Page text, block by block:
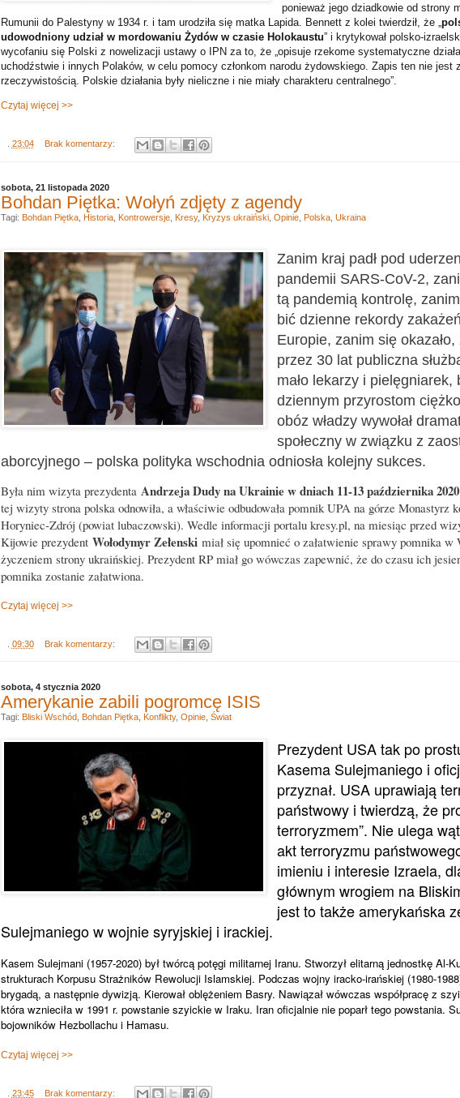
ponieważ jego dziadkowie od strony
Rumunii do Palestyny w 1934 r. i tam urodziła się matka Lapida. Bennett z kolei twierdził, że „
udowodniony udział w mordowaniu Żydów w czasie Holokaustu” i krytykował polsko-
wycofaniu się Polski z nowelizacji ustawy o IPN za to, że „opisuje rzekome systematyczne
uchodźstwie i innych Polaków, w celu pomocy członkom narodu żydowskiego. Zapis ten nie jest
rzeczywistością. Polskie działania były nieliczne i nie miały charakteru centralnego”.
Czytaj więcej >>
23:04 Brak komentarzy:
sobota, 21 listopada 2020
Bohdan Piętka: Wołyń zdjęty z agendy
Zanim kraj padł pod
pandemii SARS-CoV-2,
tą pandemią kontrolę,
bić dzienne rekordy
Europie, zanim się
przez 30 lat publiczna
mało lekarzy i pielęgniarek,
dziennym przyrostom
obóz władzy wywołał
społeczny w związku z
aborcyjnego – polska polityka wschodnia odniosła kolejny sukces.
Była nim wizyta prezydentaAndrzeja Dudy na Ukrainie w dniach 11-13 października
tej wizyty strona polska odnowiła, a właściwie odbudowała pomnik UPA na górze Monastyrz
Horyniec-Zdrój (powiat lubaczowski). Wedle informacji portalu kresy.pl, na miesiąc przed
Kijowie prezydent Wołodymyr Zełenski miał się upomnieć o załatwienie sprawy pomnika w
życzeniem strony ukraińskiej. Prezydent RP miał go wówczas zapewnić, że do czasu ich
pomnika zostanie załatwiona.
Czytaj więcej >>
09:30 Brak komentarzy:
Tagi: Bohdan Piętka, Historia, Kontrowersje, Kresy, Kryzys ukraiński, Opinie, Polska, Ukraina
sobota, 4 stycznia 2020
Amerykanie zabili pogromcę ISIS
Prezydent USA tak po
Kasema Sulejmaniego i
przyznał. USA uprawiają
państwowy i twierdzą, że
terroryzmem”. Nie ulega
akt terroryzmu
imieniu i interesie Izraela,
głównym wrogiem na
jest to także amerykańska
Sulejmaniego w wojnie syryjskiej i irackiej.
Kasem Sulejmani (1957-2020) był twórcą potęgi militarnej Iranu. Stworzył elitarną jednostkę Al-
strukturach Korpusu Strażników Rewolucji Islamskiej. Podczas wojny iracko-irańskiej (1980-
brygadą, a następnie dywizją. Kierował oblężeniem Basry. Nawiązał wówczas współpracę z
która wznieciła w 1991 r. powstanie szyickie w Iraku. Iran oficjalnie nie poparł tego powstania.
bojowników Hezbollachu i Hamasu.
Czytaj więcej >>
23:45 Brak komentarzy:
Tagi: Bliski Wschód, Bohdan Piętka, Konflikty, Opinie, Świat